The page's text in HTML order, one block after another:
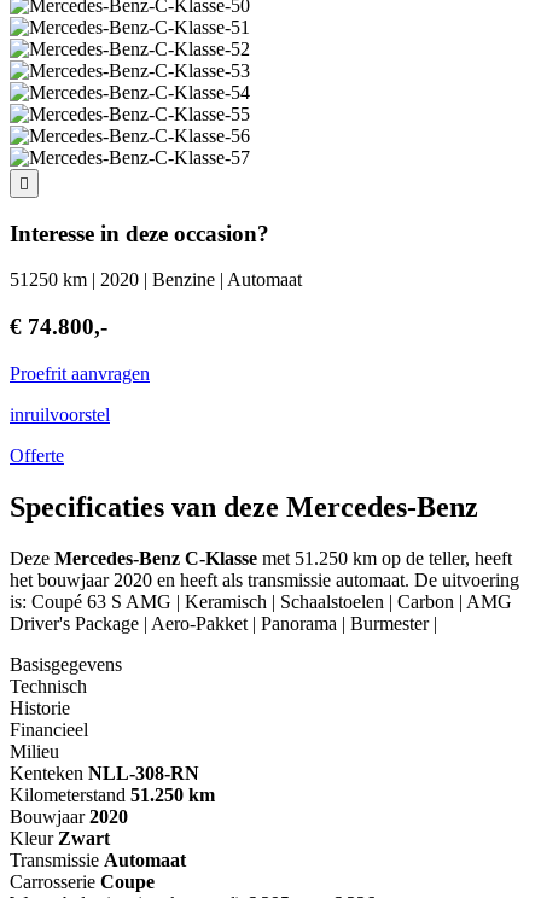
Interesse in deze occasion?
51250 km | 2020 | Benzine | Automaat
€ 74.800,-
Proefrit aanvragen
inruilvoorstel
Offerte
Specificaties van deze Mercedes-Benz
Deze Mercedes-Benz C-Klasse met 51.250 km op de teller, heeft
het bouwjaar 2020 en heeft als transmissie automaat. De uitvoering
is: Coupé 63 S AMG | Keramisch | Schaalstoelen | Carbon | AMG
Driver's Package | Aero-Pakket | Panorama | Burmester |
Basisgegevens
Technisch
Historie
Financieel
Milieu
Kenteken NLL-308-RN
Kilometerstand 51.250 km
Bouwjaar 2020
Kleur Zwart
Transmissie Automaat
Carrosserie Coupe